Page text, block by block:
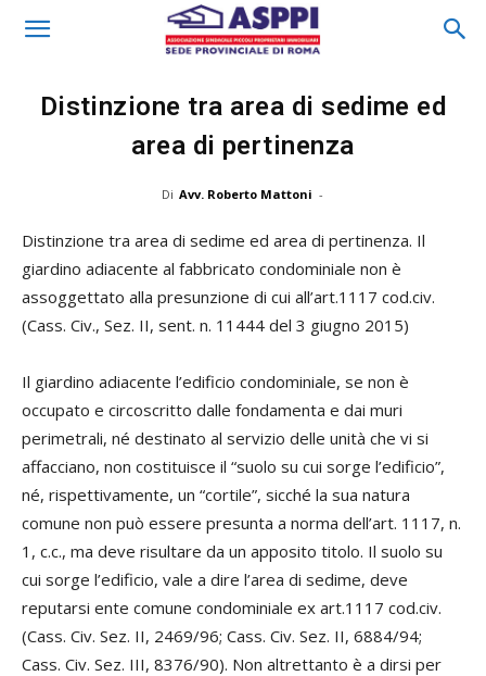
Distinzione tra area di sedime ed
area di pertinenza
Di Avv. Roberto Mattoni -
Distinzione tra area di sedime ed area di pertinenza. Il
giardino adiacente al fabbricato condominiale non è
assoggettato alla presunzione di cui all’art.1117 cod.civ.
(Cass. Civ., Sez. II, sent. n. 11444 del 3 giugno 2015)
Il giardino adiacente l’edificio condominiale, se non è
occupato e circoscritto dalle fondamenta e dai muri
perimetrali, né destinato al servizio delle unità che vi si
affacciano, non costituisce il “suolo su cui sorge l’edificio”,
né, rispettivamente, un “cortile”, sicché la sua natura
comune non può essere presunta a norma dell’art. 1117, n.
1, c.c., ma deve risultare da un apposito titolo. Il suolo su
cui sorge l’edificio, vale a dire l’area di sedime, deve
reputarsi ente comune condominiale ex art.1117 cod.civ.
(Cass. Civ. Sez. II, 2469/96; Cass. Civ. Sez. II, 6884/94;
Cass. Civ. Sez. III, 8376/90). Non altrettanto è a dirsi per